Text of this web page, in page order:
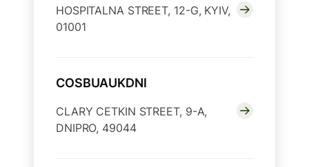
HOSPITALNA STREET, 12-G, KYIV,
01001
COSBUAUKDNI
CLARY CETKIN STREET, 9-A,
DNIPRO, 49044